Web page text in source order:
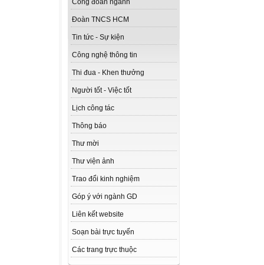
Công đoàn ngành
Đoàn TNCS HCM
Tin tức - Sự kiện
Công nghệ thông tin
Thi đua - Khen thưởng
Người tốt - Việc tốt
Lịch công tác
Thông báo
Thư mời
Thư viện ảnh
Trao đổi kinh nghiệm
Góp ý với ngành GD
Liên kết website
Soạn bài trực tuyến
Các trang trực thuộc